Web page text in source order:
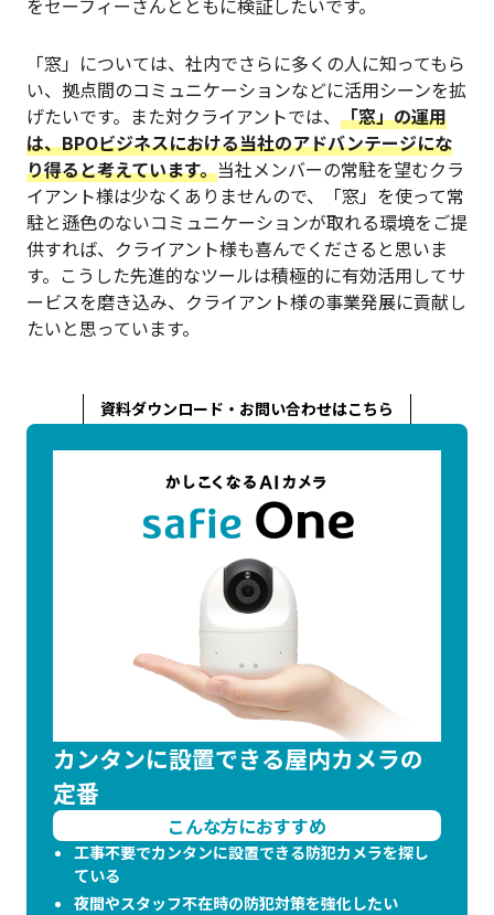
「窓」については、社内でさらに多くの人に知ってもら
い、拠点間のコミュニケーションなどに活用シーンを拡
げたいです。また対クライアントでは、 「窓」の運用
は、BPOビジネスにおける当社のアドバンテージにな
り得ると考えています。当社メンバーの常駐を望むクラ
イアント様は少なくありませんので、「窓」を使って常
駐と遜色のないコミュニケーションが取れる環境をご提
供すれば、クライアント様も喜んでくださると思いま
す。こうした先進的なツールは積極的に有効活用してサ
ービスを磨き込み、クライアント様の事業発展に貢献し
たいと思っています。
資料ダウンロード・お問い合わせはこちら
カンタンに設置できる屋内カメラの
定番
こんな方におすすめ
工事不要でカンタンに設置できる防犯カメラを探し
ている
夜間やスタッフ不在時の防犯対策を強化したい